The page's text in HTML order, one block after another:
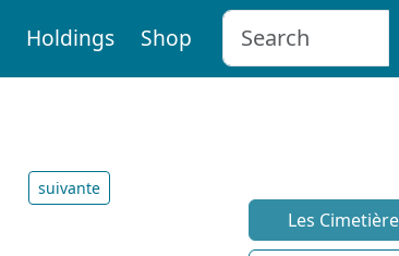
Holdings Shop
suivante
Les